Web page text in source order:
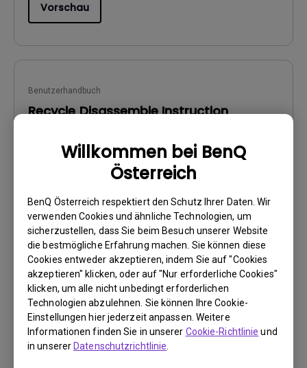
Willkommen bei BenQ
Österreich
BenQ Österreich respektiert den Schutz Ihrer Daten. Wir
verwenden Cookies und ähnliche Technologien, um
sicherzustellen, dass Sie beim Besuch unserer Website
die bestmögliche Erfahrung machen. Sie können diese
Cookies entweder akzeptieren, indem Sie auf "Cookies
akzeptieren" klicken, oder auf "Nur erforderliche Cookies"
klicken, um alle nicht unbedingt erforderlichen
Technologien abzulehnen. Sie können Ihre Cookie-
Einstellungen hier jederzeit anpassen. Weitere
Informationen finden Sie in unserer Cookie-Richtlinie und
in unserer Datenschutzrichtlinie
Vorschau
Benutzerhandbuch
Recycle Disassemble Instruction
Update:2022/02/21
English EU
Version:
Vorschau
Benutzerhandbuch
Regulatory Statements